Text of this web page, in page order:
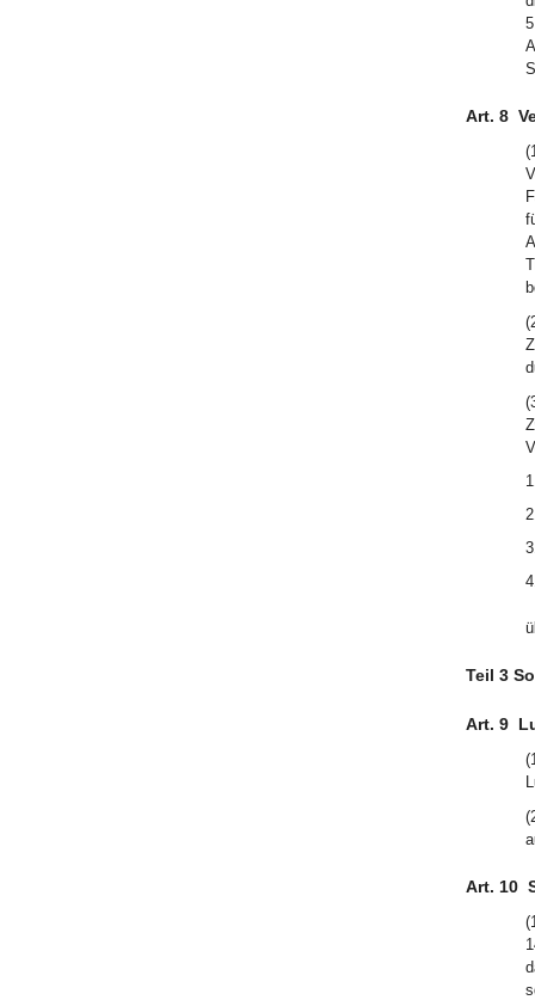
Art. 8
Teil 3
Art. 9
Art. 10